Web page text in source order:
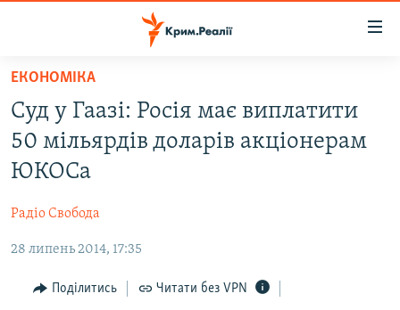
Перейти
основного
матеріалу
Перейти
до
основної
Перейти
пошуку
ВОДА.КРИМ
ВІДЕО ТА ФОТО
БЛОГИ
ПОГЛЯД
ІНТЕРВ'Ю
ЕКОНОМІКА
Cуд у Гаазі: Росія має виплатити
50 мільярдів доларів акціонерам
ЮКОСа
Радіо Свобода
28 липень 2014, 17:35
Поділитись Читати без VPN